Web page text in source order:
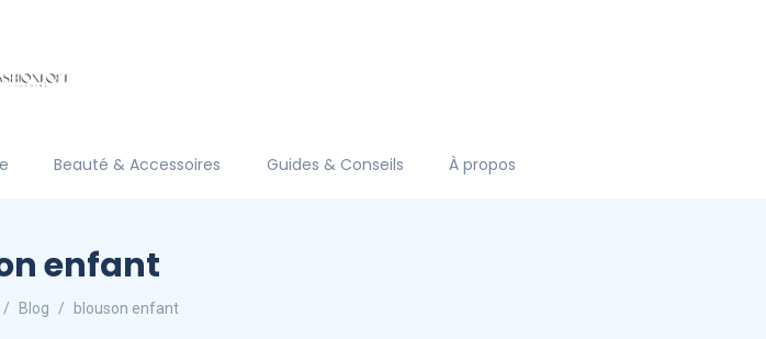
Beauté & Accessoires Guides & Conseils À propos
enfant
Blog blouson enfant